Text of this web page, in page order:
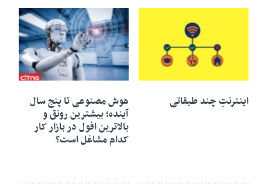
اینترنتِ چند طبقاتی هوش مصنوعی تا پنج سال
آینده؛ بیشترین رونق و
بالاترین افول در بازار کار
کدام مشاغل است؟